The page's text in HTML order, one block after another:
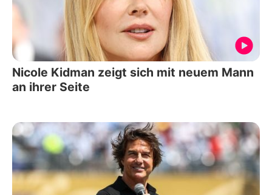
Nicole Kidman zeigt sich mit neuem Mann
an ihrer Seite